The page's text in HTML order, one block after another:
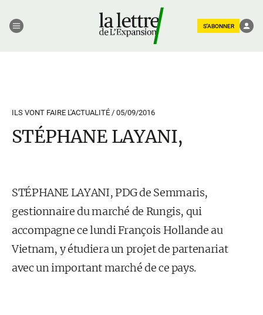
S'ABONNER
ILS VONT FAIRE L'ACTUALITÉ / 05/09/2016
STÉPHANE LAYANI,
STÉPHANE LAYANI, PDG de Semmaris,
gestionnaire du marché de Rungis, qui
accompagne ce lundi François Hollande au
Vietnam, y étudiera un projet de partenariat
avec un important marché de ce pays.